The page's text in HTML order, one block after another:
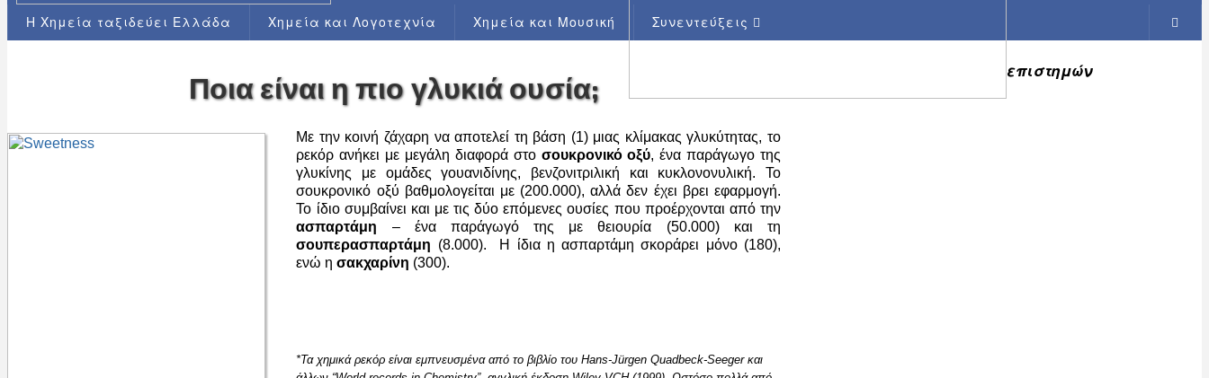
Η Χημεία ταξιδεύει Ελλάδα Χημεία και Λογοτεχνία Χημεία και Μουσική Συνεντεύξεις
Ποια είναι η πιο γλυκιά ουσία;
Με την κοινή ζάχαρη να αποτελεί τη βάση (1) μιας κλίμακας γλυκύτητας, το
ρεκόρ ανήκει με μεγάλη διαφορά στο σουκρονικό οξύ, ένα παράγωγο της
γλυκίνης με ομάδες γουανιδίνης, βενζονιτριλική και κυκλονονυλική. Το
σουκρονικό οξύ βαθμολογείται με (200.000), αλλά δεν έχει βρει εφαρμογή.
Το ίδιο συμβαίνει και με τις δύο επόμενες ουσίες που προέρχονται από την
ασπαρτάμη – ένα παράγωγό της με θειουρία (50.000) και τη
σουπερασπαρτάμη (8.000). Η ίδια η ασπαρτάμη σκοράρει μόνο (180),
ενώ ησακχαρίνη (300).
*Τα χημικά ρεκόρ είναι εμπνευσμένα από το βιβλίο του Hans-Jürgen Quadbeck-Seeger και